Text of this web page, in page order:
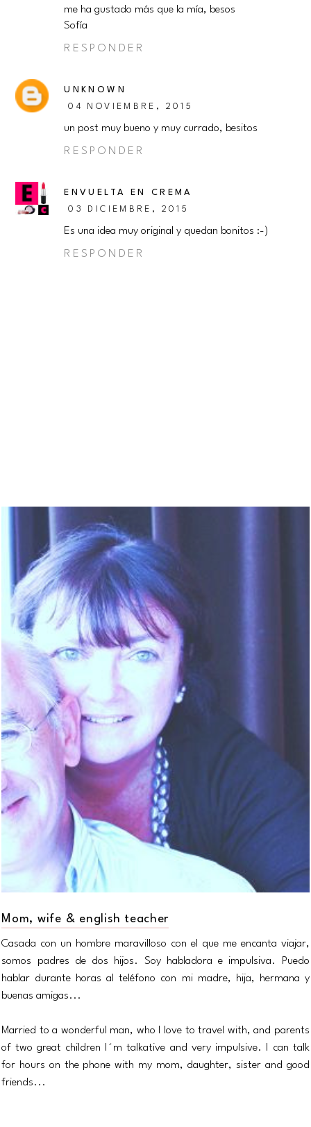
me ha gustado más que la mía, besos
Sofía
RESPONDER
UNKNOWN
04 NOVIEMBRE, 2015
un post muy bueno y muy currado, besitos
RESPONDER
ENVUELTA EN CREMA
03 DICIEMBRE, 2015
Es una idea muy original y quedan bonitos :-)
RESPONDER
Mom, wife & english teacher
Casada con un hombre maravilloso con el que me encanta viajar,
somos padres de dos hijos. Soy habladora e impulsiva. Puedo
hablar durante horas al teléfono con mi madre, hija, hermana y
buenas amigas...
Married to a wonderful man, who I love to travel with, and parents
of two great children I´m talkative and very impulsive. I can talk
for hours on the phone with my mom, daughter, sister and good
friends...